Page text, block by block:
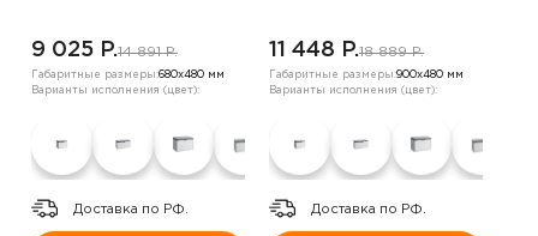
9 025 P.14 891 P.
Габаритные размеры:680х480 мм
Варианты исполнения (цвет):
Доставка по РФ.
11 448 P.18 889 P.
Габаритные размеры:900х480 мм
Варианты исполнения (цвет):
Доставка по РФ.